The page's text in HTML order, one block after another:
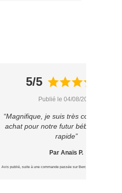
2026
5/5
Publié le 04/08/2026
“Magnifique, je suis très contente de
achat pour notre futur bébé ?
rapide”
Par Anaïs P.
Avis publié, suite à une commande passée sur Berceaumagique.com le